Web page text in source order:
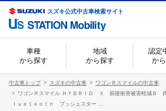
スズキ公式中古車検索サイト
車種
から探す
地域
から探す
認定
か
中古車トップ スズキの中古車
ワゴンＲスマイルの中古車
ワゴンＲスマイル ＨＹＢＲＩＤ Ｘ 前後衝突被害軽減Ｂ
ｌｕｅｔｏｏｔｈ プッシュスター ...